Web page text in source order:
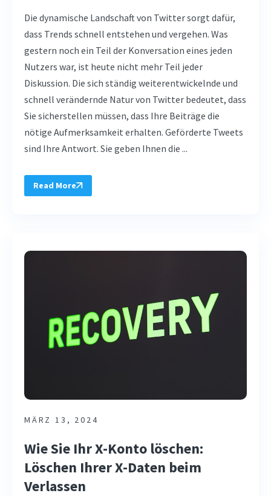
Die dynamische Landschaft von Twitter sorgt dafür,
dass Trends schnell entstehen und vergehen. Was
gestern noch ein Teil der Konversation eines jeden
Nutzers war, ist heute nicht mehr Teil jeder
Diskussion. Die sich ständig weiterentwickelnde und
schnell verändernde Natur von Twitter bedeutet, dass
Sie sicherstellen müssen, dass Ihre Beiträge die
nötige Aufmerksamkeit erhalten. Geförderte Tweets
sind Ihre Antwort. Sie geben Ihnen die ...
Read More
MÄRZ 13, 2024
Wie Sie Ihr X-Konto löschen:
Löschen Ihrer X-Daten beim
Verlassen